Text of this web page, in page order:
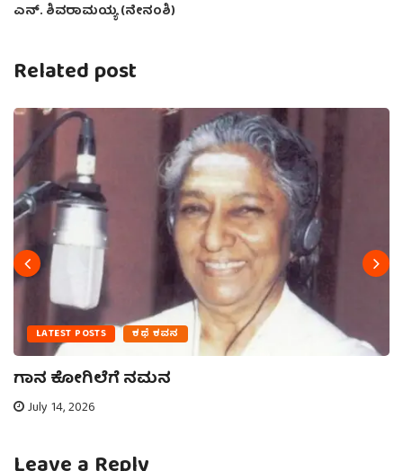
ಎನ್. ಶಿವರಾಮಯ್ಯ (ನೇನಂಶಿ)
Related post
LATEST POSTS ಕಥೆ ಕವನ
ಗಾನ ಕೋಗಿಲೆಗೆ ನಮನ
July 14, 2026